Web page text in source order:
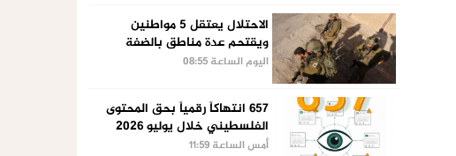
الاحتلال يعتقل 5 مواطنين
ويقتحم عدة مناطق بالضفة
اليوم الساعة 08:55
657 انتهاكاً رقمياً بحق المحتوى
الفلسطيني خلال يوليو 2026
أمس الساعة 11:59